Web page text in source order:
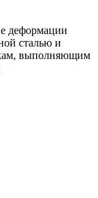
деформации
сталью и
выполняющим